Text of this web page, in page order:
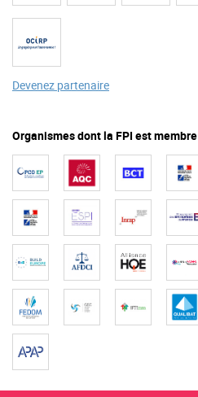
Devenez partenaire
Organismes dont la FPI est membre